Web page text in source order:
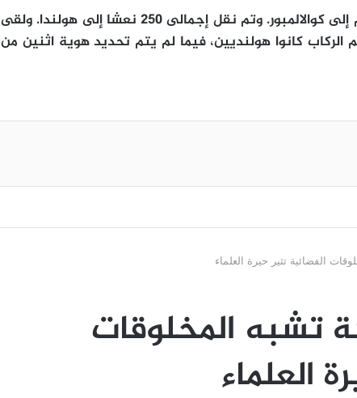
وكانت الطائرة فى طريقها من أمستردام إلى كوالالمبور. وتم نقل إجمالى 250 نعشا إلى هولندا. ولقى
398 حتفهم، ومعظم الركاب كانوا هولنديين، فيما لم يتم تحديد هوية اثنين من